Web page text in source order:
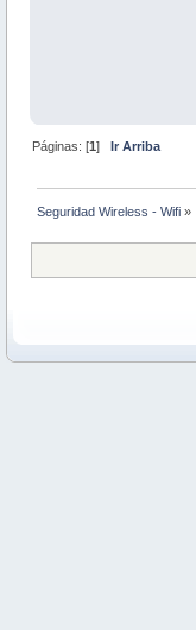
Páginas: [1]Ir Arriba
Seguridad Wireless - Wifi »